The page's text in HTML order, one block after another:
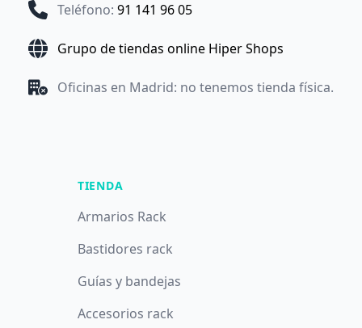
Teléfono: 91 141 96 05
Grupo de tiendas online Hiper Shops
Oficinas en Madrid: no tenemos tienda física.
TIENDA
Armarios Rack
Bastidores rack
Guías y bandejas
Accesorios rack